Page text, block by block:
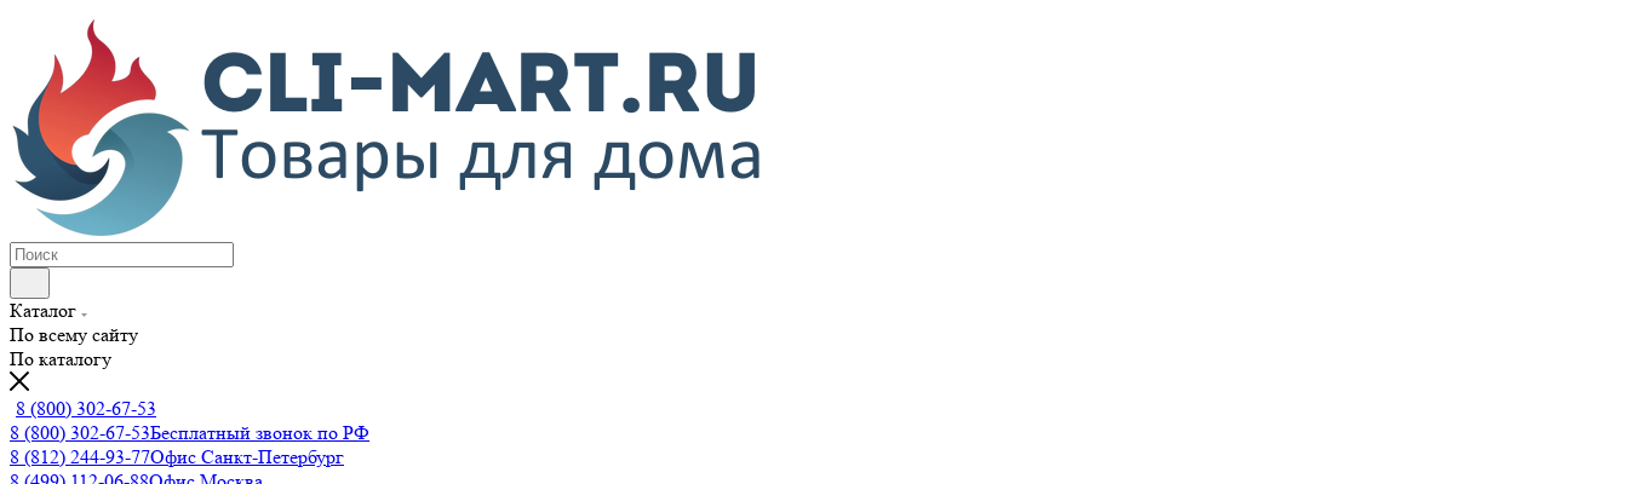
Каталог
По всему сайту
По каталогу
8 (800) 302-67-53
8 (800) 302-67-53Бесплатный звонок по РФ
8 (812) 244-93-77Офис Санкт-Петербург